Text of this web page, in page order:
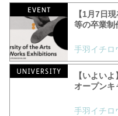
【1月7日
等の卒業制
手羽イチロ
【いよい
オープンキ
手羽イチロ